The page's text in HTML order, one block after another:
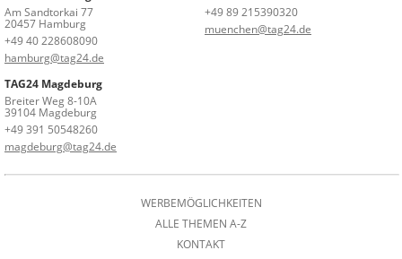
Am Sandtorkai 77
20457 Hamburg
+49 40 228608090
hamburg@tag24.de
+49 89 215390320
muenchen@tag24.de
TAG24 Magdeburg
Breiter Weg 8-10A
39104 Magdeburg
+49 391 50548260
magdeburg@tag24.de
WERBEMÖGLICHKEITEN
ALLE THEMEN A-Z
KONTAKT